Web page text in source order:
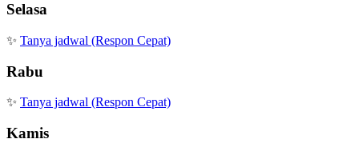
Selasa
✨ Tanya jadwal (Respon Cepat)
Rabu
✨ Tanya jadwal (Respon Cepat)
Kamis